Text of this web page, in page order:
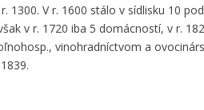
1300. V r. 1600 stálo v sídlisku 10
v r. 1720 iba 5 domácností, v r.
vinohradníctvom a